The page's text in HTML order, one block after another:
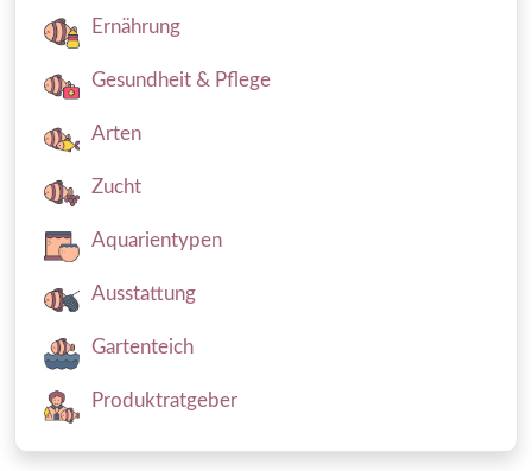
Ernährung
Gesundheit & Pflege
Arten
Zucht
Aquarientypen
Ausstattung
Gartenteich
Produktratgeber